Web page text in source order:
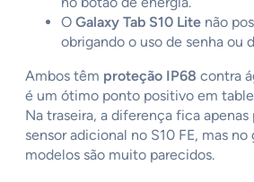
O Galaxy Tab S10 Lite não
obrigando o uso de senha ou
Ambos têm proteção IP68 contra
é um ótimo ponto positivo em
Na traseira, a diferença fica
sensor adicional no S10 FE, mas no
modelos são muito parecidos.